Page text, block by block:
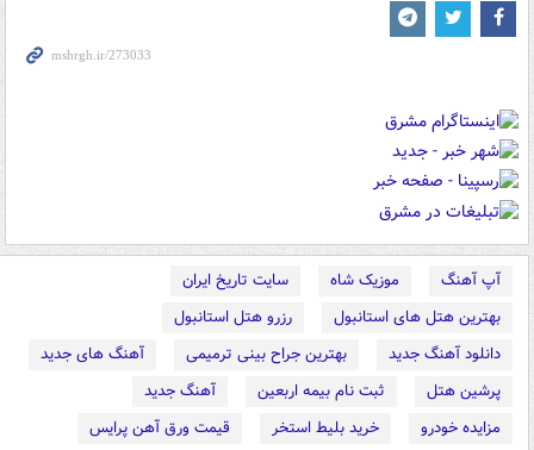
آپ آهنگ موزیک شاه
سایت تاریخ ایران
بهترین هتل های استانبول
رزرو هتل استانبول
دانلود آهنگ جدید
بهترین جراح بینی ترمیمی
آهنگ های جدید
پرشین هتل
ثبت نام بیمه اربعین
آهنگ جدید
مزایده خودرو
خرید بلیط استخر
قیمت ورق آهن پرایس